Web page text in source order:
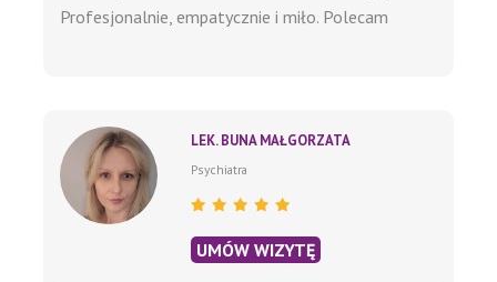
Profesjonalnie, empatycznie i miło. Polecam
LEK. BUNA MAŁGORZATA
Psychiatra
UMÓW WIZYTĘ